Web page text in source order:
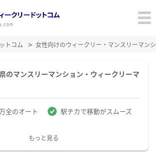
トコム 女性向けのウィークリー・マンスリーマン
のマンスリーマンション・ウィークリーマ
全のオート
駅チカで移動がスムーズ
もっと見る